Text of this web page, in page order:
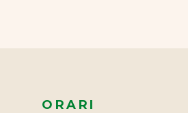
ORARI